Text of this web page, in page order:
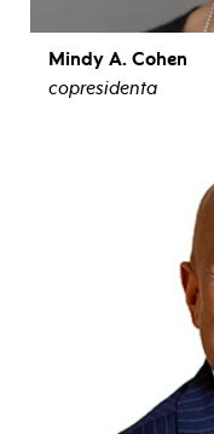
Mindy A. Cohen
copresidenta